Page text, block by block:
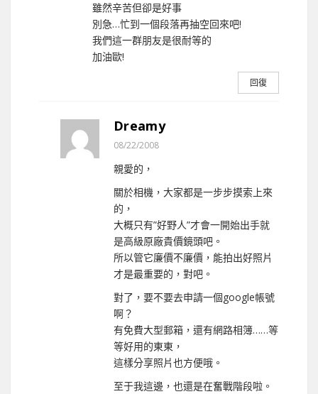
雖然辛苦但卻是好事
別急…忙到一個段落再抽空回來吧!
我們這一群朋友是很耐等的
加油歐!
回復
Dreamy
08/22/2008
親愛的，
關於相機，大家都是一步步摸索上來
的，
大概只有”好野人”才會一開始出手就
是高級原廠貴價鏡頭吧。
所以管它廉價不廉價，能拍出好照片
才是最重要的，對吧。
對了，要不要去申請一個google帳號
啊？
有免費大型郵箱，還有網路相簿……等
等好用的東東，
這樣分享照片也方便哦。
至于我這邊，也還是在奮戰階段啦。